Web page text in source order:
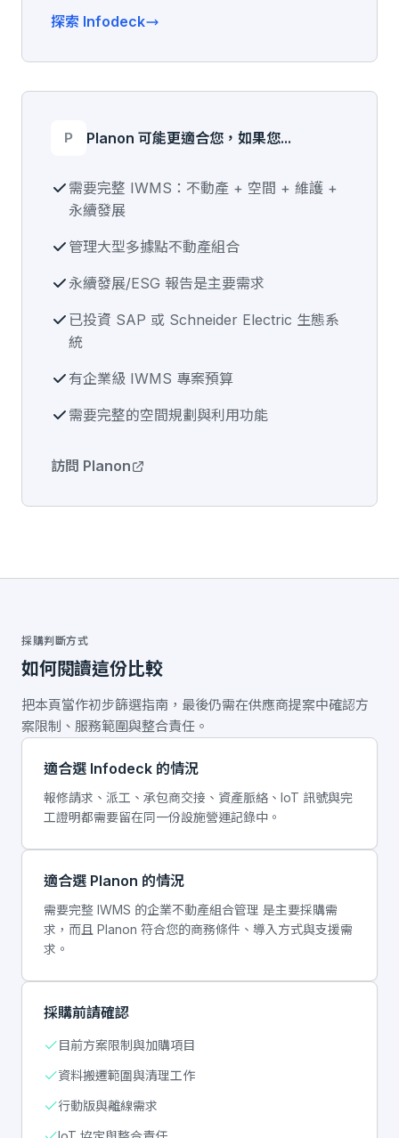
探索 Infodeck
P Planon 可能更適合您，如果您...
需要完整 IWMS：不動產 + 空間 + 維護 +
永續發展
管理大型多據點不動產組合
永續發展/ESG 報告是主要需求
已投資 SAP 或 Schneider Electric 生態系
統
有企業級 IWMS 專案預算
需要完整的空間規劃與利用功能
訪問 Planon
採購判斷方式
如何閱讀這份比較
把本頁當作初步篩選指南，最後仍需在供應商提案中確認方
案限制、服務範圍與整合責任。
適合選 Infodeck 的情況
報修請求、派工、承包商交接、資產脈絡、IoT 訊號與完
工證明都需要留在同一份設施營運記錄中。
適合選 Planon 的情況
需要完整 IWMS 的企業不動產組合管理 是主要採購需
求，而且 Planon 符合您的商務條件、導入方式與支援需
求。
採購前請確認
目前方案限制與加購項目
資料搬遷範圍與清理工作
行動版與離線需求